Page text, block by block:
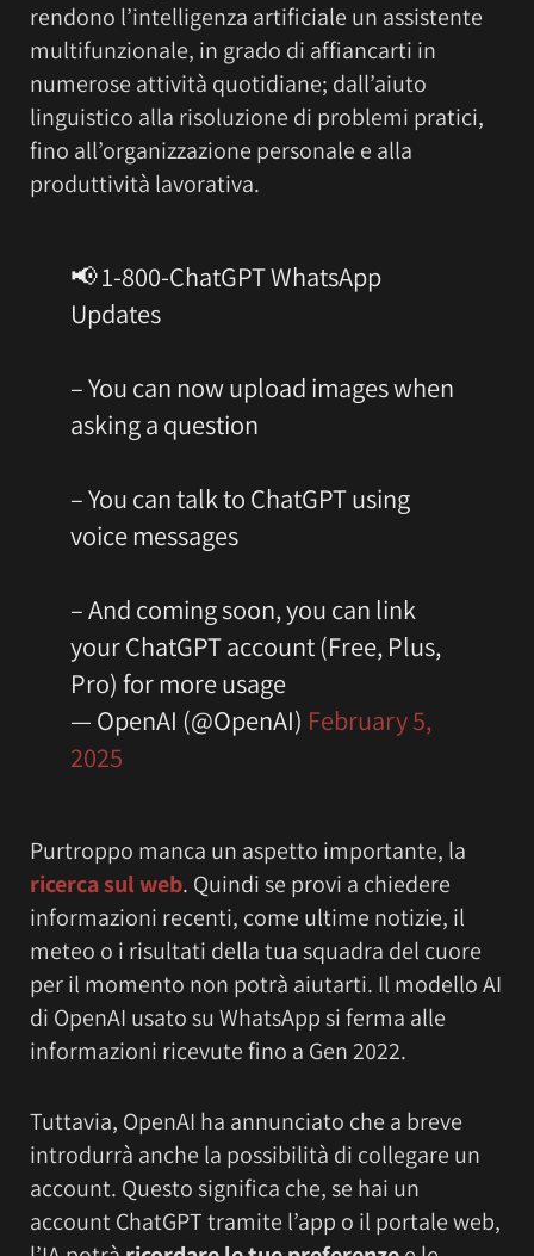
rendono l’intelligenza artificiale un assistente
multifunzionale, in grado di affiancarti in
numerose attività quotidiane; dall’aiuto
linguistico alla risoluzione di problemi pratici,
fino all’organizzazione personale e alla
produttività lavorativa.
📢 1-800-ChatGPT WhatsApp
Updates
– You can now upload images when
asking a question
– You can talk to ChatGPT using
voice messages
– And coming soon, you can link
your ChatGPT account (Free, Plus,
Pro) for more usage
— OpenAI (@OpenAI) February 5,
2025
Purtroppo manca un aspetto importante, la
ricerca sul web. Quindi se provi a chiedere
informazioni recenti, come ultime notizie, il
meteo o i risultati della tua squadra del cuore
per il momento non potrà aiutarti. Il modello AI
di OpenAI usato su WhatsApp si ferma alle
informazioni ricevute fino a Gen 2022.
Tuttavia, OpenAI ha annunciato che a breve
introdurrà anche la possibilità di collegare un
account. Questo significa che, se hai un
account ChatGPT tramite l’app o il portale web,